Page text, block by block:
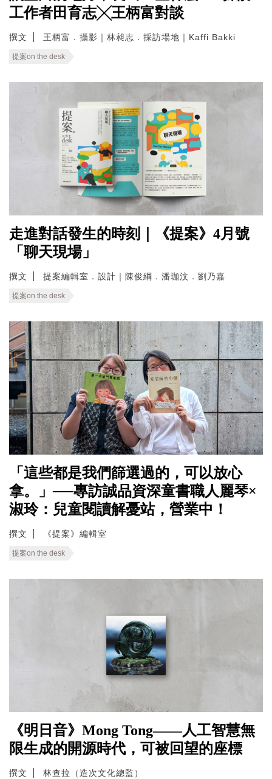
工作者田育志╳王柄富對談
撰文 王柄富．攝影｜林昶志．採訪場地｜Kaffi Bakki
提案on the desk
走進對話發生的時刻｜《提案》4月號
「聊天現場」
撰文 提案編輯室．設計｜陳俊綱．潘珈汶．劉乃嘉
提案on the desk
「這些都是我們篩選過的，可以放心
拿。」──專訪誠品資深童書職人麗琴×
淑玲：兒童閱讀解憂站，營業中！
撰文 《提案》編輯室
提案on the desk
《明日音》Mong Tong——人工智慧無
限生成的開源時代，可被回望的座標
撰文 林查拉（造次文化總監）